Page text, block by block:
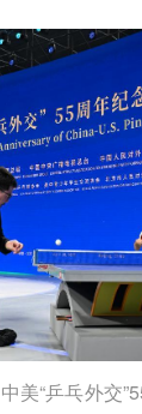
“乒乓外交